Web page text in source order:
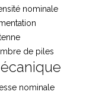
nominale
de piles
nominale